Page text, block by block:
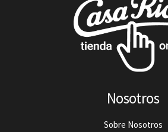
Nosotros
Sobre Nosotros